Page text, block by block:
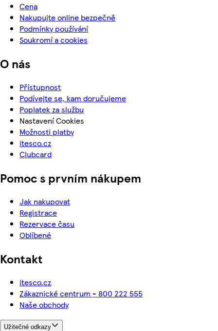
Cena
Nakupujte online bezpečně
Podmínky používání
Soukromí a cookies
O nás
Přístupnost
Podívejte se, kam doručujeme
Poplatek za službu
Nastavení Cookies
Možnosti platby
itesco.cz
Clubcard
Pomoc s prvním nákupem
Jak nakupovat
Registrace
Rezervace času
Oblíbené
Kontakt
itesco.cz
Zákaznické centrum - 800 222 555
Naše obchody
Užitečné odkazy